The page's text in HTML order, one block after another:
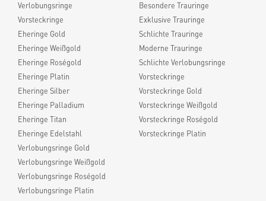
Verlobungsringe
Vorsteckringe
Eheringe Gold
Eheringe Weißgold
Eheringe Roségold
Eheringe Platin
Eheringe Silber
Eheringe Palladium
Eheringe Titan
Eheringe Edelstahl
Verlobungsringe Gold
Verlobungsringe Weißgold
Verlobungsringe Roségold
Verlobungsringe Platin
Besondere Trauringe
Exklusive Trauringe
Schlichte Trauringe
Moderne Trauringe
Schlichte Verlobungsringe
Vorsteckringe
Vorsteckringe Gold
Vorsteckringe Weißgold
Vorsteckringe Roségold
Vorsteckringe Platin